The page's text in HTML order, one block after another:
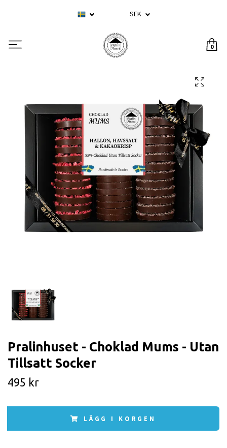
SEK
0
Pralinhuset - Choklad Mums - Utan
Tillsatt Socker
495 kr
LÄGG I KORGEN